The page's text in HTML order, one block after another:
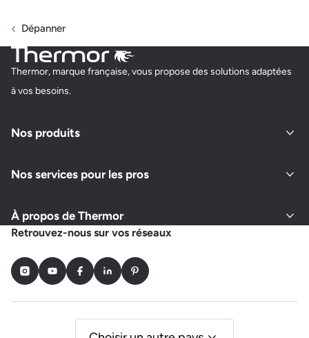
Dépanner
Thermor, marque française, vous propose des solutions adaptées
à vos besoins.
Nos produits
Nos services pour les pros
À propos de Thermor
Retrouvez-nous sur vos réseaux
InstagramYoutubeFacebookLinkedInPinterest